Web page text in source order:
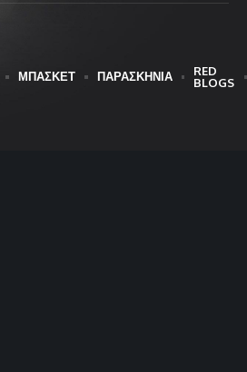
ΜΠΑΣΚΕΤ ΠΑΡΑΣΚΗΝΙΑ
RED
BLOGS